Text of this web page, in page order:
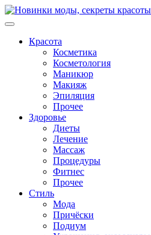
Перейти
к
Красота
Косметика
Косметология
Маникюр
Макияж
Эпиляция
Прочее
Здоровье
Диеты
Лечение
Массаж
Процедуры
Фитнес
Прочее
Стиль
Мода
Причёски
Подиум